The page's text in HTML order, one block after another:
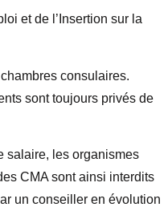
et de l’Insertion sur la
consulaires.
sont toujours privés de
salaire, les organismes
CMA sont ainsi interdits
un conseiller en évolution